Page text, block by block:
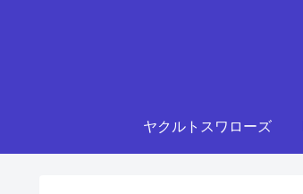
ヤクルトスワローズ